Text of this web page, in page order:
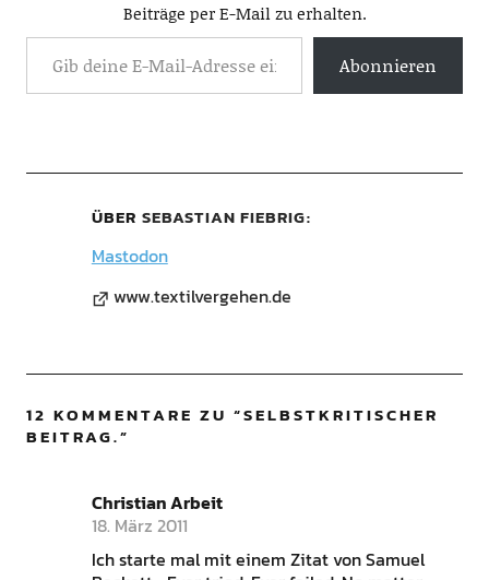
Beiträge per E-Mail zu erhalten.
Abonnieren
ÜBER SEBASTIAN FIEBRIG
Mastodon
www.textilvergehen.de
12 KOMMENTARE ZU “SELBSTKRITISCHER
BEITRAG.”
Christian Arbeit
18. März 2011
Ich starte mal mit einem Zitat von Samuel